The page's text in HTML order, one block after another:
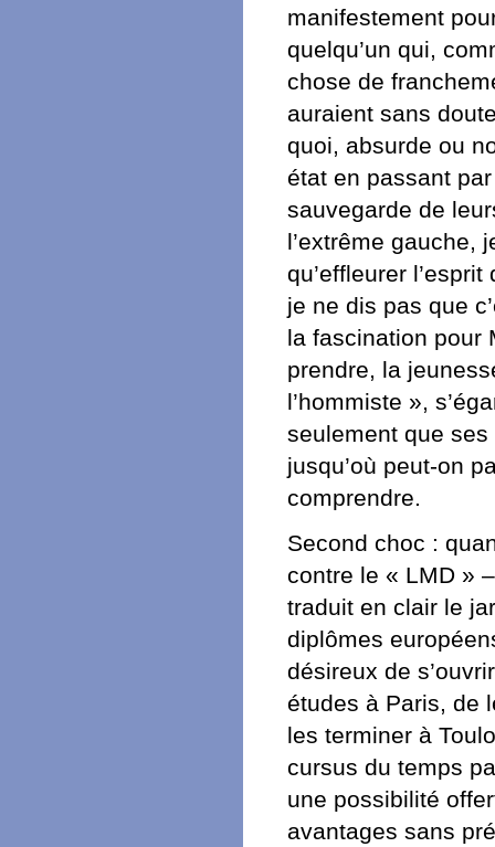
manifestement
quelqu’un qui,
chose de
auraient sans
quoi, absurde ou
état en passant
sauvegarde de
l’extrême gauche,
qu’effleurer
je ne dis pas que
la fascination pour
prendre, la
l’hommiste »,
seulement que
jusqu’où peut-on
comprendre.
Second choc :
contre le « LMD »
traduit en clair le
diplômes
désireux de
études à Paris, de
les terminer à
cursus du temps
une possibilité
avantages sans